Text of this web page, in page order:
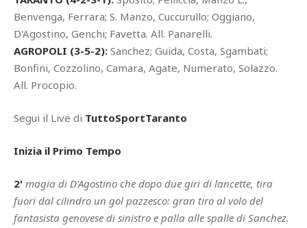
Benvenga, Ferrara; S. Manzo, Cuccurullo; Oggiano,
D'Agostino, Genchi; Favetta. All. Panarelli.
AGROPOLI (3-5-2): Sanchez; Guida, Costa, Sgambati;
Bonfini, Cozzolino, Camara, Agate, Numerato, Solazzo.
All. Procopio.
Segui il Live di TuttoSportTaranto
Inizia il Primo Tempo
2' magia di D'Agostino che dopo due giri di lancette, tira
fuori dal cilindro un gol pazzesco: gran tiro al volo del
fantasista genovese di sinistro e palla alle spalle di Sanchez.